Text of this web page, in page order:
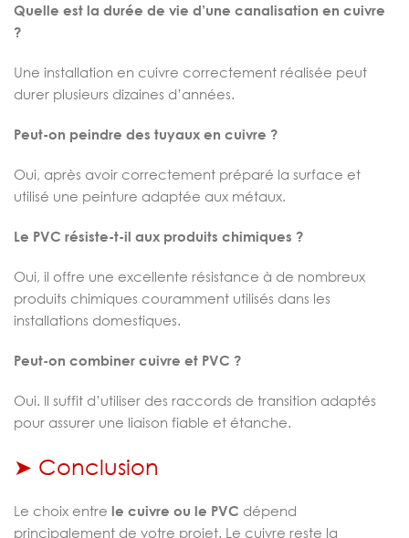
Quelle est la durée de vie d’une canalisation en cuivre
?
Une installation en cuivre correctement réalisée peut
durer plusieurs dizaines d’années.
Peut-on peindre des tuyaux en cuivre ?
Oui, après avoir correctement préparé la surface et
utilisé une peinture adaptée aux métaux.
Le PVC résiste-t-il aux produits chimiques ?
Oui, il offre une excellente résistance à de nombreux
produits chimiques couramment utilisés dans les
installations domestiques.
Peut-on combiner cuivre et PVC ?
Oui. Il suffit d’utiliser des raccords de transition adaptés
pour assurer une liaison fiable et étanche.
➤ Conclusion
Le choix entre le cuivre ou le PVC dépend
principalement de votre projet. Le cuivre reste la